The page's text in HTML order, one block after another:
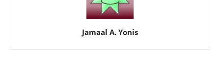
Jamaal A. Yonis